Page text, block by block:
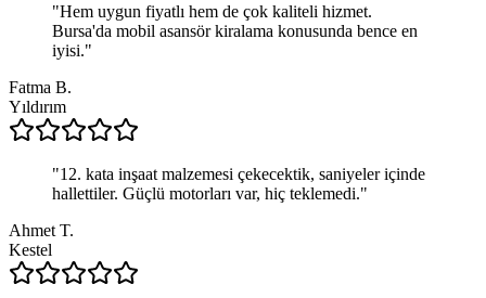
"Hem uygun fiyatlı hem de çok kaliteli hizmet.
Bursa'da mobil asansör kiralama konusunda bence en
iyisi."
Fatma B.
Yıldırım
"12. kata inşaat malzemesi çekecektik, saniyeler içinde
hallettiler. Güçlü motorları var, hiç teklemedi."
Ahmet T.
Kestel